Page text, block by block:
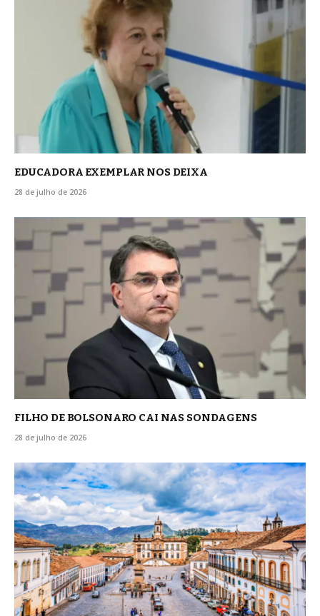
EDUCADORA EXEMPLAR NOS DEIXA
28 de julho de 2026
FILHO DE BOLSONARO CAI NAS SONDAGENS
28 de julho de 2026